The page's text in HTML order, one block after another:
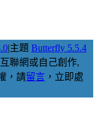
|主題 Butterfly 5.5.4
聯網或自己創作,
，請留言 ，立即處